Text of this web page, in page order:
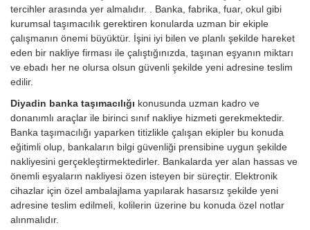
tercihler arasında yer almalıdır. . Banka, fabrika, fuar, okul gibi
kurumsal taşımacılık gerektiren konularda uzman bir ekiple
çalışmanın önemi büyüktür. İşini iyi bilen ve planlı şekilde hareket
eden bir nakliye firması ile çalıştığınızda, taşınan eşyanın miktarı
ve ebadı her ne olursa olsun güvenli şekilde yeni adresine teslim
edilir.
Diyadin banka taşımacılığı konusunda uzman kadro ve
donanımlı araçlar ile birinci sınıf nakliye hizmeti gerekmektedir.
Banka taşımacılığı yaparken titizlikle çalışan ekipler bu konuda
eğitimli olup, bankaların bilgi güvenliği prensibine uygun şekilde
nakliyesini gerçekleştirmektedirler. Bankalarda yer alan hassas ve
önemli eşyaların nakliyesi özen isteyen bir süreçtir. Elektronik
cihazlar için özel ambalajlama yapılarak hasarsız şekilde yeni
adresine teslim edilmeli, kolilerin üzerine bu konuda özel notlar
alınmalıdır.